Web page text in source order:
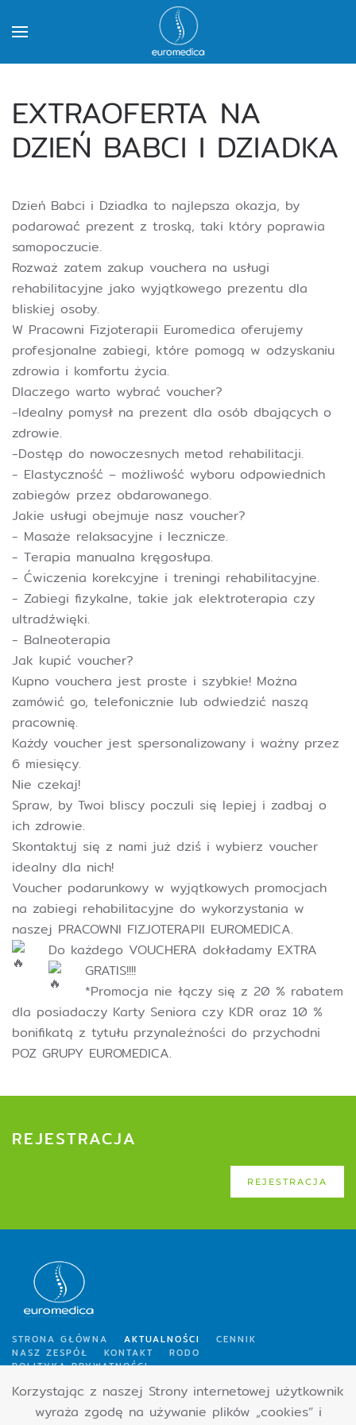
EXTRAOFERTA NA
DZIEŃ BABCI I DZIADKA
Dzień Babci i Dziadka to najlepsza okazja, by
podarować prezent z troską, taki który poprawia
samopoczucie.
Rozważ zatem zakup vouchera na usługi
rehabilitacyjne jako wyjątkowego prezentu dla
bliskiej osoby.
W Pracowni Fizjoterapii Euromedica oferujemy
profesjonalne zabiegi, które pomogą w odzyskaniu
zdrowia i komfortu życia.
Dlaczego warto wybrać voucher?
-Idealny pomysł na prezent dla osób dbających o
zdrowie.
-Dostęp do nowoczesnych metod rehabilitacji.
- Elastyczność – możliwość wyboru odpowiednich
zabiegów przez obdarowanego.
Jakie usługi obejmuje nasz voucher?
- Masaże relaksacyjne i lecznicze.
- Terapia manualna kręgosłupa.
- Ćwiczenia korekcyjne i treningi rehabilitacyjne.
- Zabiegi fizykalne, takie jak elektroterapia czy
ultradźwięki.
- Balneoterapia
Jak kupić voucher?
Kupno vouchera jest proste i szybkie! Można
zamówić go, telefonicznie lub odwiedzić naszą
pracownię.
Każdy voucher jest spersonalizowany i ważny przez
6 miesięcy.
Nie czekaj!
Spraw, by Twoi bliscy poczuli się lepiej i zadbaj o
ich zdrowie.
Skontaktuj się z nami już dziś i wybierz voucher
idealny dla nich!
Voucher podarunkowy w wyjątkowych promocjach
na zabiegi rehabilitacyjne do wykorzystania w
naszej PRACOWNI FIZJOTERAPII EUROMEDICA.
Do każdego VOUCHERA dokładamy EXTRA
GRATIS!!!!
*Promocja nie łączy się z 20 % rabatem
dla posiadaczy Karty Seniora czy KDR oraz 10 %
bonifikatą z tytułu przynależności do przychodni
POZ GRUPY EUROMEDICA.
REJESTRACJA
REJESTRACJA
STRONA GŁÓWNA AKTUALNOŚCI
CENNIK
NASZ ZESPÓŁ
KONTAKT
RODO
POLITYKA PRYWATNOŚCI
Copyright 2025 - Euromedica Sp. z o.o. | Projekt i realizacja:Studio113
Korzystając z naszej Strony internetowej użytkownik
wyraża zgodę na używanie plików „cookies” i